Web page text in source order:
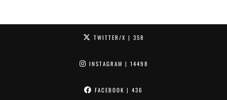
TWITTER/X | 358
INSTAGRAM | 14498
FACEBOOK | 436